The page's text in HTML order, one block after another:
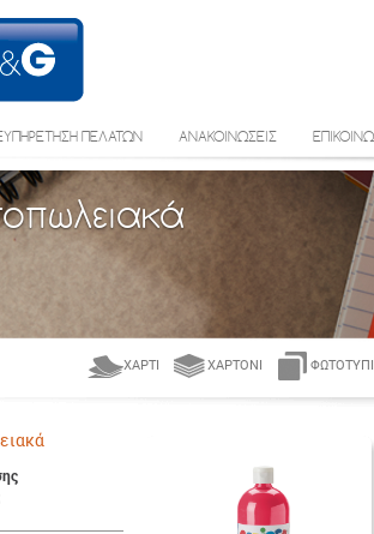
ΠΕΛΑΤΩΝ ΑΝΑΚΟΙΝΩΣΕΙΣ
ΧΑΡΤΊ ΧΑΡΤΌΝΙ